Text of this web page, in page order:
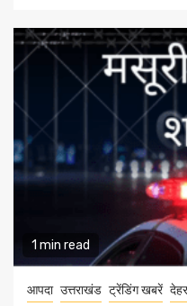
1 min read
आपदा उत्तराखंड ट्रेंडिंग खबरें